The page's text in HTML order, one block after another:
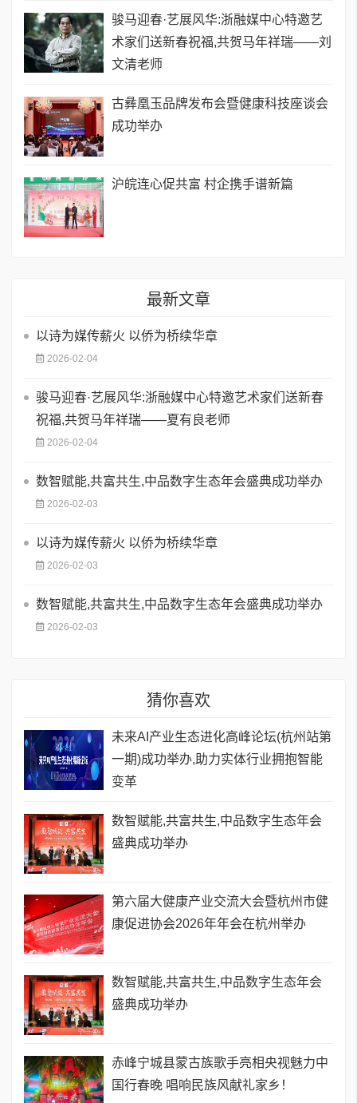
骏马迎春·艺展风华:浙融媒中心特邀艺
术家们送新春祝福,共贺马年祥瑞——刘
文清老师
古彝凰玉品牌发布会暨健康科技座谈会
成功举办
沪皖连心促共富 村企携手谱新篇
最新文章
以诗为媒传薪火 以侨为桥续华章
2026-02-04
骏马迎春·艺展风华:浙融媒中心特邀艺术家们送新春
祝福,共贺马年祥瑞——夏有良老师
2026-02-04
数智赋能,共富共生,中品数字生态年会盛典成功举办
2026-02-03
以诗为媒传薪火 以侨为桥续华章
2026-02-03
数智赋能,共富共生,中品数字生态年会盛典成功举办
2026-02-03
猜你喜欢
未来AI产业生态进化高峰论坛(杭州站第
一期)成功举办,助力实体行业拥抱智能
变革
数智赋能,共富共生,中品数字生态年会
盛典成功举办
第六届大健康产业交流大会暨杭州市健
康促进协会2026年年会在杭州举办
数智赋能,共富共生,中品数字生态年会
盛典成功举办
赤峰宁城县蒙古族歌手亮相央视魅力中
国行春晚 唱响民族风献礼家乡！